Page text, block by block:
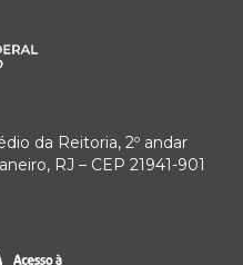
da Reitoria, 2º andar
RJ – CEP 21941-901